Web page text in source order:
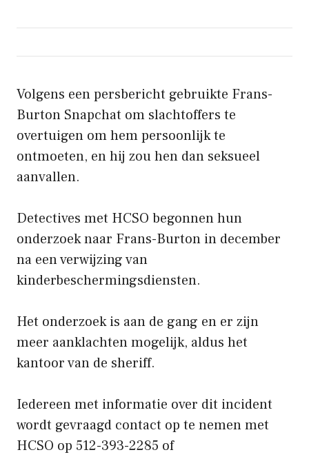
Volgens een persbericht gebruikte Frans-
Burton Snapchat om slachtoffers te
overtuigen om hem persoonlijk te
ontmoeten, en hij zou hen dan seksueel
aanvallen.
Detectives met HCSO begonnen hun
onderzoek naar Frans-Burton in december
na een verwijzing van
kinderbeschermingsdiensten.
Het onderzoek is aan de gang en er zijn
meer aanklachten mogelijk, aldus het
kantoor van de sheriff.
Iedereen met informatie over dit incident
wordt gevraagd contact op te nemen met
HCSO op 512-393-2285 of